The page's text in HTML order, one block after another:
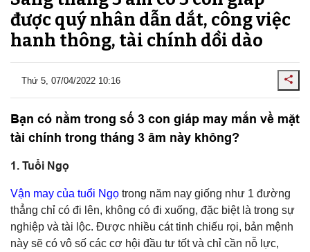
được quý nhân dẫn dắt, công việc
hanh thông, tài chính dồi dào
Thứ 5, 07/04/2022 10:16
Bạn có nằm trong số 3 con giáp may mắn về mặt
tài chính trong tháng 3 âm này không?
1. Tuổi Ngọ
Vận may của tuổi Ngọ trong năm nay giống như 1 đường
thẳng chỉ có đi lên, không có đi xuống, đặc biệt là trong sự
nghiệp và tài lộc. Được nhiều cát tinh chiếu rọi, bản mệnh
này sẽ có vô số các cơ hội đầu tư tốt và chỉ cần nỗ lực,